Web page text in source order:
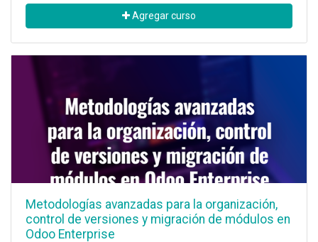
Agregar curso
Metodologías avanzadas para la organización,
control de versiones y migración de módulos en
Odoo Enterprise